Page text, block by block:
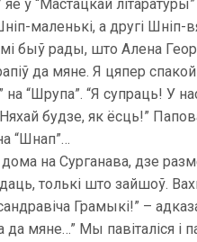
ў “Мастацкай
маленькі, а другі Шніп-
быў рады, што Алена
да мяне. Я цяпер
на “Шрупа”. “Я супраць! У
будзе, як ёсць!”
“Шнап”…
на Сурганава, дзе
толькі што зайшоў.
Грамыкі!” –
да мяне…” Мы павіталіся